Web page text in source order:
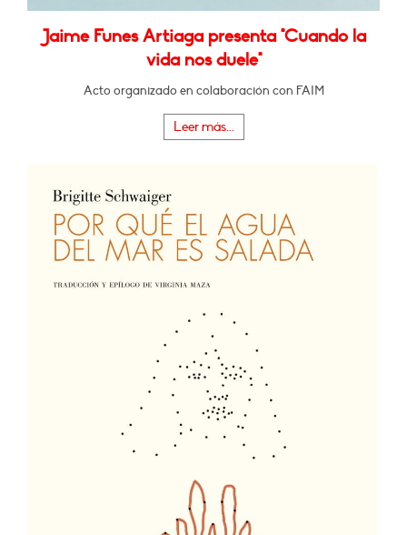
Jaime Funes Artiaga presenta "Cuando la
vida nos duele"
Acto organizado en colaboración con FAIM
Leer más...